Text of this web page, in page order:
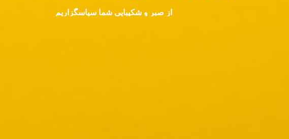
از صبر و شکیبایی شما سپاسگزاریم